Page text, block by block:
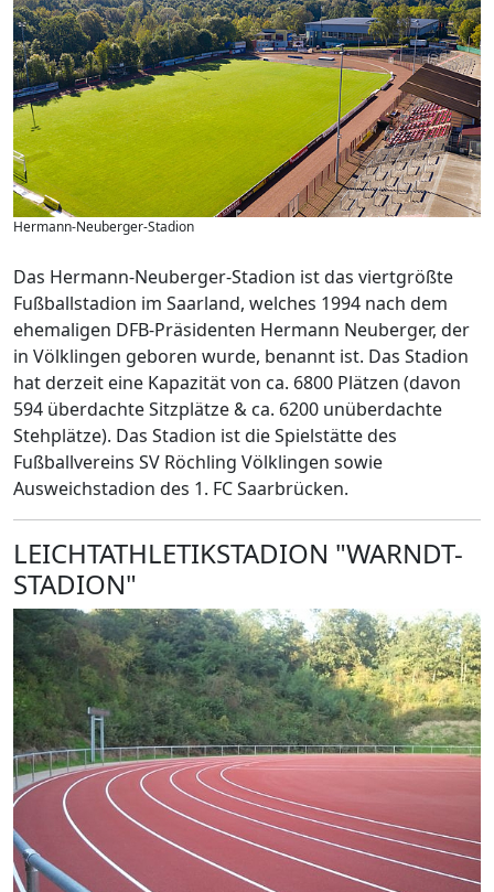
Hermann-Neuberger-Stadion
Das Hermann-Neuberger-Stadion ist das viertgrößte
Fußballstadion im Saarland, welches 1994 nach dem
ehemaligen DFB-Präsidenten Hermann Neuberger, der
in Völklingen geboren wurde, benannt ist. Das Stadion
hat derzeit eine Kapazität von ca. 6800 Plätzen (davon
594 überdachte Sitzplätze & ca. 6200 unüberdachte
Stehplätze). Das Stadion ist die Spielstätte des
Fußballvereins SV Röchling Völklingen sowie
Ausweichstadion des 1. FC Saarbrücken.
LEICHTATHLETIKSTADION "WARNDT-
STADION"